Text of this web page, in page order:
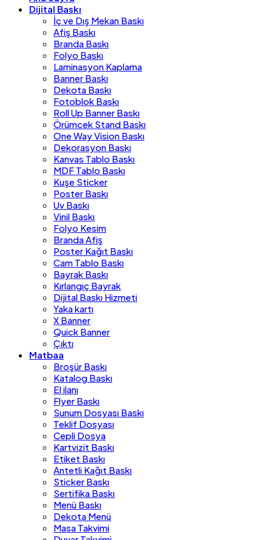
Dijital Baskı
İç ve Dış Mekan Baskı
Afiş Baskı
Branda Baskı
Folyo Baskı
Laminasyon Kaplama
Banner Baskı
Dekota Baskı
Fotoblok Baskı
Roll Up Banner Baskı
Örümcek Stand Baskı
One Way Vision Baskı
Dekorasyon Baskı
Kanvas Tablo Baskı
MDF Tablo Baskı
Kuşe Sticker
Poster Baskı
Uv Baskı
Vinil Baskı
Folyo Kesim
Branda Afiş
Poster Kağıt Baskı
Cam Tablo Baskı
Bayrak Baskı
Kırlangıç Bayrak
Dijital Baskı Hizmeti
Yaka kartı
X Banner
Quick Banner
Çıktı
Matbaa
Broşür Baskı
Katalog Baskı
El ilanı
Flyer Baskı
Sunum Dosyası Baskı
Teklif Dosyası
Cepli Dosya
Kartvizit Baskı
Etiket Baskı
Antetli Kağıt Baskı
Sticker Baskı
Sertifika Baskı
Menü Baskı
Dekota Menü
Masa Takvimi